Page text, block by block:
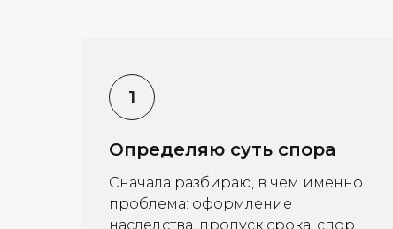
Определяю суть спора
Сначала разбираю, в чем именно
проблема: оформление
наследства, пропуск срока, спор